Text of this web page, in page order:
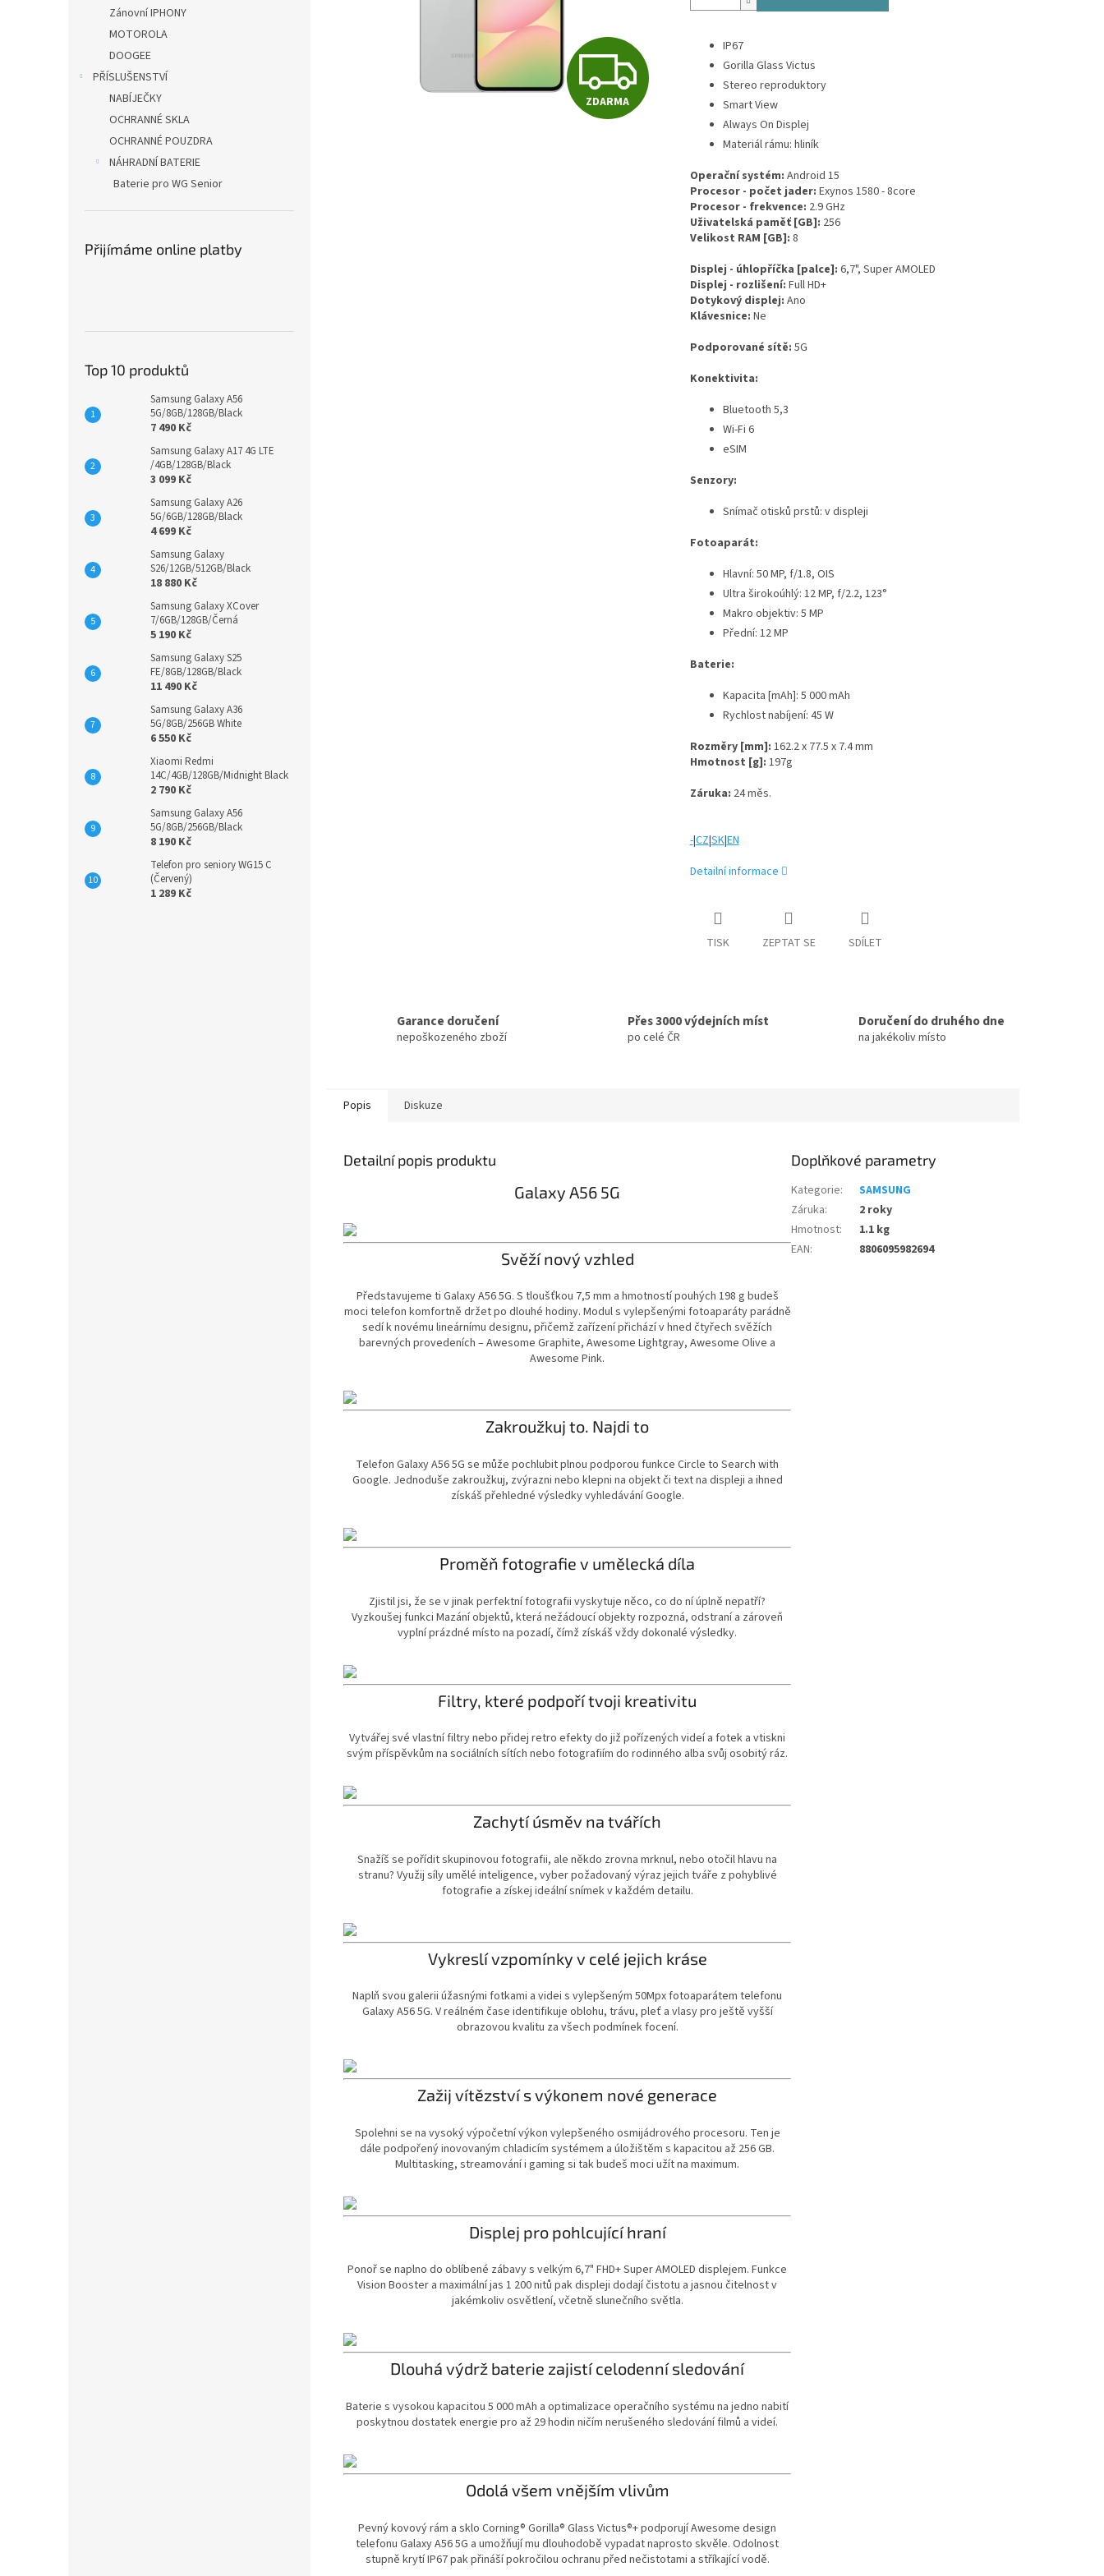
Zánovní IPHONY
MOTOROLA
DOOGEE
PŘÍSLUŠENSTVÍ
NABÍJEČKY
OCHRANNÉ SKLA
OCHRANNÉ POUZDRA
NÁHRADNÍ BATERIE
Baterie pro WG Senior
Přijímáme online platby
Top 10 produktů
Samsung Galaxy A56
5G/8GB/128GB/Black
7 490 Kč
Samsung Galaxy A17 4G LTE
/4GB/128GB/Black
3 099 Kč
Samsung Galaxy A26
5G/6GB/128GB/Black
4 699 Kč
Samsung Galaxy
S26/12GB/512GB/Black
18 880 Kč
Samsung Galaxy XCover
7/6GB/128GB/Černá
5 190 Kč
Samsung Galaxy S25
FE/8GB/128GB/Black
11 490 Kč
Samsung Galaxy A36
5G/8GB/256GB White
6 550 Kč
Xiaomi Redmi
14C/4GB/128GB/Midnight Black
2 790 Kč
Samsung Galaxy A56
5G/8GB/256GB/Black
8 190 Kč
Telefon pro seniory WG15 C
(Červený)
1 289 Kč
Z
D
ZDARMA
IP67
Gorilla Glass Victus
Stereo reproduktory
Smart View
Always On Displej
Materiál rámu: hliník
Operační systém: Android 15
Procesor - počet jader: Exynos 1580 - 8core
Procesor - frekvence: 2.9 GHz
Uživatelská paměť [GB]: 256
Velikost RAM [GB]: 8
Displej - úhlopříčka [palce]: 6,7", Super AMOLED
Displej - rozlišení: Full HD+
Dotykový displej: Ano
Klávesnice: Ne
Podporované sítě: 5G
Konektivita:
Bluetooth 5,3
Wi-Fi 6
eSIM
Senzory:
Snímač otisků prstů: v displeji
Fotoaparát:
Hlavní: 50 MP, f/1.8, OIS
Ultra širokoúhlý: 12 MP, f/2.2, 123°
Makro objektiv: 5 MP
Přední: 12 MP
Baterie:
Kapacita [mAh]: 5 000 mAh
Rychlost nabíjení: 45 W
Rozměry [mm]: 162.2 x 77.5 x 7.4 mm
Hmotnost [g]: 197g
Záruka: 24 měs.
-|CZ|SK|EN
Detailní informace
TISK ZEPTAT SE SDÍLET
Garance doručení
nepoškozeného zboží
Přes 3000 výdejních míst
po celé ČR
Doručení do druhého dne
na jakékoliv místo
Popis Diskuze
Detailní popis produktu
Galaxy A56 5G
Svěží nový vzhled
Představujeme ti Galaxy A56 5G. S tloušťkou 7,5 mm a hmotností pouhých 198 g budeš
moci telefon komfortně držet po dlouhé hodiny. Modul s vylepšenými fotoaparáty parádně
sedí k novému lineárnímu designu, přičemž zařízení přichází v hned čtyřech svěžích
barevných provedeních – Awesome Graphite, Awesome Lightgray, Awesome Olive a
Awesome Pink.
Zakroužkuj to. Najdi to
Telefon Galaxy A56 5G se může pochlubit plnou podporou funkce Circle to Search with
Google. Jednoduše zakroužkuj, zvýrazni nebo klepni na objekt či text na displeji a ihned
získáš přehledné výsledky vyhledávání Google.
Proměň fotografie v umělecká díla
Zjistil jsi, že se v jinak perfektní fotografii vyskytuje něco, co do ní úplně nepatří?
Vyzkoušej funkci Mazání objektů, která nežádoucí objekty rozpozná, odstraní a zároveň
vyplní prázdné místo na pozadí, čímž získáš vždy dokonalé výsledky.
Filtry, které podpoří tvoji kreativitu
Vytvářej své vlastní filtry nebo přidej retro efekty do již pořízených videí a fotek a vtiskni
svým příspěvkům na sociálních sítích nebo fotografiím do rodinného alba svůj osobitý ráz.
Zachytí úsměv na tvářích
Snažíš se pořídit skupinovou fotografii, ale někdo zrovna mrknul, nebo otočil hlavu na
stranu? Využij síly umělé inteligence, vyber požadovaný výraz jejich tváře z pohyblivé
fotografie a získej ideální snímek v každém detailu.
Vykreslí vzpomínky v celé jejich kráse
Naplň svou galerii úžasnými fotkami a videi s vylepšeným 50Mpx fotoaparátem telefonu
Galaxy A56 5G. V reálném čase identifikuje oblohu, trávu, pleť a vlasy pro ještě vyšší
obrazovou kvalitu za všech podmínek focení.
Zažij vítězství s výkonem nové generace
Spolehni se na vysoký výpočetní výkon vylepšeného osmijádrového procesoru. Ten je
dále podpořený inovovaným chladicím systémem a úložištěm s kapacitou až 256 GB.
Multitasking, streamování i gaming si tak budeš moci užít na maximum.
Displej pro pohlcující hraní
Ponoř se naplno do oblíbené zábavy s velkým 6,7" FHD+ Super AMOLED displejem. Funkce
Vision Booster a maximální jas 1 200 nitů pak displeji dodají čistotu a jasnou čitelnost v
jakémkoliv osvětlení, včetně slunečního světla.
Dlouhá výdrž baterie zajistí celodenní sledování
Baterie s vysokou kapacitou 5 000 mAh a optimalizace operačního systému na jedno nabití
poskytnou dostatek energie pro až 29 hodin ničím nerušeného sledování filmů a videí.
Odolá všem vnějším vlivům
Pevný kovový rám a sklo Corning® Gorilla® Glass Victus®+ podporují Awesome design
telefonu Galaxy A56 5G a umožňují mu dlouhodobě vypadat naprosto skvěle. Odolnost
stupně krytí IP67 pak přináší pokročilou ochranu před nečistotami a stříkající vodě.
Doplňkové parametry
Kategorie:
SAMSUNG
Záruka:
2 roky
Hmotnost:
1.1 kg
EAN: 8806095982694